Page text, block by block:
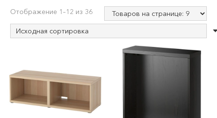
Отображение 1–12 из 36